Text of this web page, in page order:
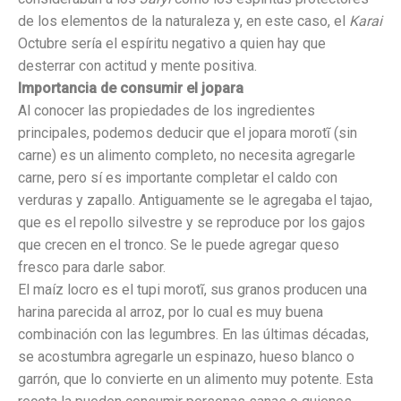
de los elementos de la naturaleza y, en este caso, el Karai
Octubre sería el espíritu negativo a quien hay que
desterrar con actitud y mente positiva.
Importancia de consumir el jopara
Al conocer las propiedades de los ingredientes
principales, podemos deducir que el jopara morotĩ (sin
carne) es un alimento completo, no necesita agregarle
carne, pero sí es importante completar el caldo con
verduras y zapallo. Antiguamente se le agregaba el tajao,
que es el repollo silvestre y se reproduce por los gajos
que crecen en el tronco. Se le puede agregar queso
fresco para darle sabor.
El maíz locro es el tupi morotĩ, sus granos producen una
harina parecida al arroz, por lo cual es muy buena
combinación con las legumbres. En las últimas décadas,
se acostumbra agregarle un espinazo, hueso blanco o
garrón, que lo convierte en un alimento muy potente. Esta